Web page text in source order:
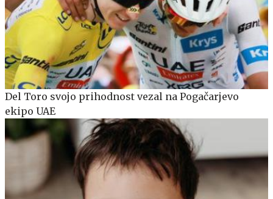
Del Toro svojo prihodnost vezal na Pogačarjevo
ekipo UAE